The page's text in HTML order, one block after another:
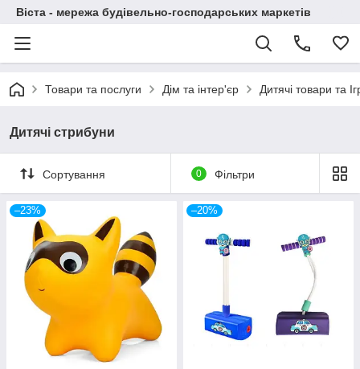
Віста - мережа будівельно-господарських маркетів
Товари та послуги Дім та інтер'єр Дитячі товари та
Дитячі стрибуни
Сортування 0 Фільтри
–23% –20%